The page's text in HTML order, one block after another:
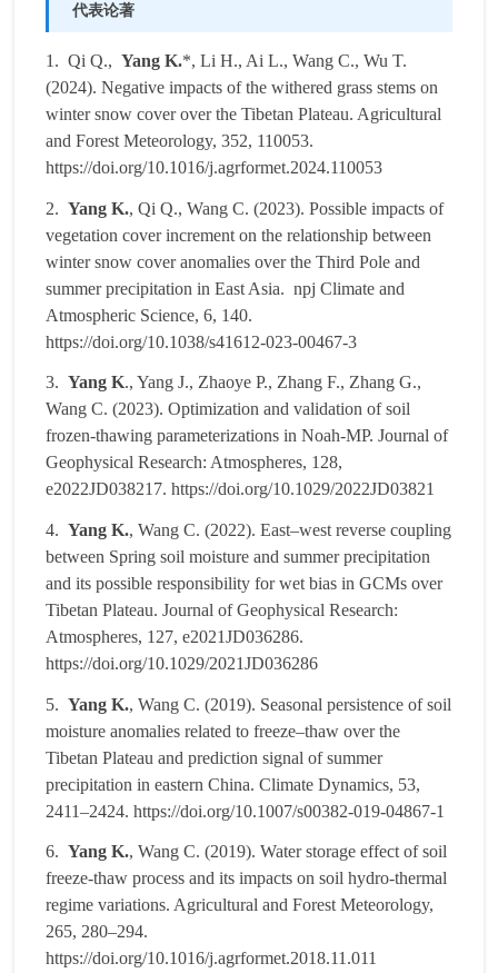
代表论著
1. Qi Q.,Yang K.*, Li H., Ai L., Wang C., Wu T.
(2024). Negative impacts of the withered grass stems on
winter snow cover over the Tibetan Plateau. Agricultural
and Forest Meteorology, 352, 110053.
https://doi.org/10.1016/j.agrformet.2024.110053
2.Yang K., Qi Q., Wang C. (2023). Possible impacts of
vegetation cover increment on the relationship between
winter snow cover anomalies over the Third Pole and
summer precipitation in East Asia. npj Climate and
Atmospheric Science, 6, 140.
https://doi.org/10.1038/s41612-023-00467-3
3.Yang K., Yang J., Zhaoye P., Zhang F., Zhang G.,
Wang C. (2023). Optimization and validation of soil
frozen-thawing parameterizations in Noah-MP. Journal of
Geophysical Research: Atmospheres, 128,
e2022JD038217. https://doi.org/10.1029/2022JD03821
4.Yang K., Wang C. (2022). East–west reverse coupling
between Spring soil moisture and summer precipitation
and its possible responsibility for wet bias in GCMs over
Tibetan Plateau. Journal of Geophysical Research:
Atmospheres, 127, e2021JD036286.
https://doi.org/10.1029/2021JD036286
5.Yang K., Wang C. (2019). Seasonal persistence of soil
moisture anomalies related to freeze–thaw over the
Tibetan Plateau and prediction signal of summer
precipitation in eastern China. Climate Dynamics, 53,
2411–2424. https://doi.org/10.1007/s00382-019-04867-1
6.Yang K., Wang C. (2019). Water storage effect of soil
freeze-thaw process and its impacts on soil hydro-thermal
regime variations. Agricultural and Forest Meteorology,
265, 280–294.
https://doi.org/10.1016/j.agrformet.2018.11.011